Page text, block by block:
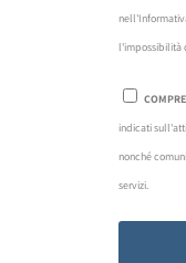
l'impossibilità
indicati
nonché
servizi.